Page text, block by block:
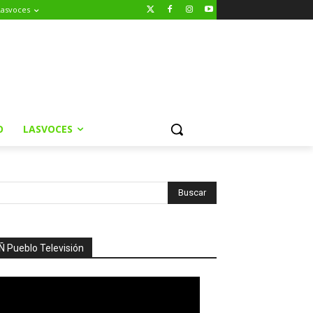
LASVOCES
Ñ Pueblo Televisión